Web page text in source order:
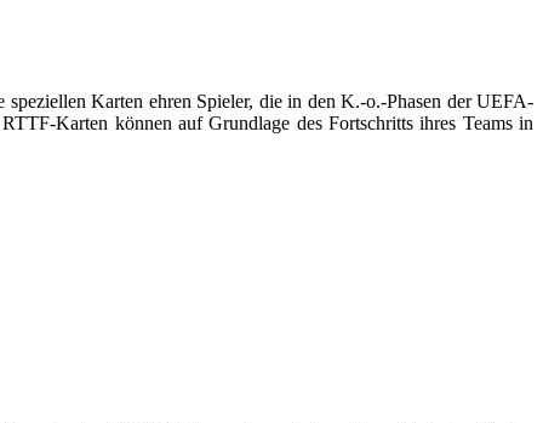
Karten ehren Spieler, die in den K.-o.-Phasen der UEFA-
Karten können auf Grundlage des Fortschritts ihres Teams in